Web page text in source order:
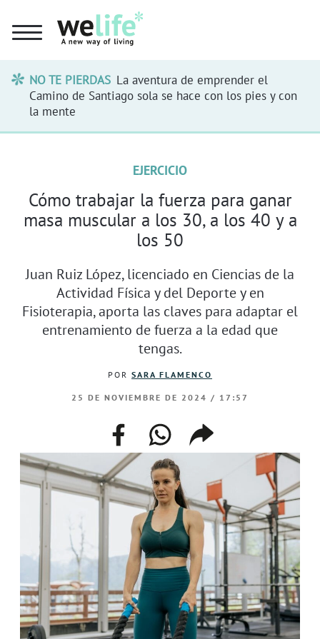
NO TE PIERDAS La aventura de emprender el
Camino de Santiago sola se hace con los pies y con
la mente
EJERCICIO
Cómo trabajar la fuerza para ganar
masa muscular a los 30, a los 40 y a
los 50
Juan Ruiz López, licenciado en Ciencias de la
Actividad Física y del Deporte y en
Fisioterapia, aporta las claves para adaptar el
entrenamiento de fuerza a la edad que
tengas.
POR SARA FLAMENCO
25 DE NOVIEMBRE DE 2024 / 17:57
facebookwhatsappcompartir
enlace